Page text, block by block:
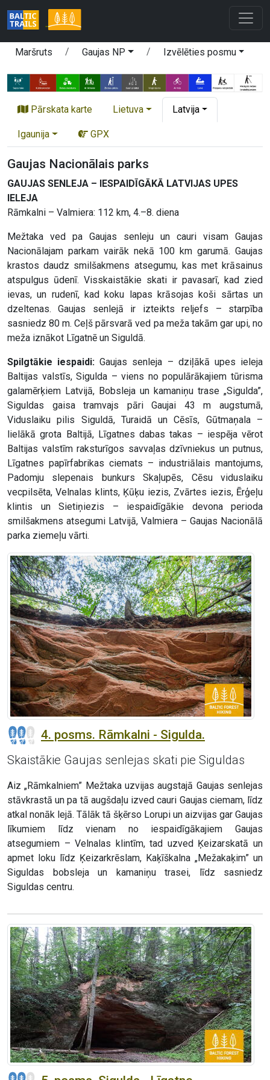
Maršruts Gaujas NP Izvēlēties posmu
Pārskata karte Lietuva Latvija
Igaunija GPX
Gaujas Nacionālais parks
GAUJAS SENLEJA – IESPAIDĪGĀKĀ LATVIJAS UPES
IELEJA
Rāmkalni – Valmiera: 112 km, 4.–8. diena
Mežtaka ved pa Gaujas senleju un cauri visam Gaujas
Nacionālajam parkam vairāk nekā 100 km garumā. Gaujas
krastos daudz smilšakmens atsegumu, kas met krāsainus
atspulgus ūdenī. Visskaistākie skati ir pavasarī, kad zied
ievas, un rudenī, kad koku lapas krāsojas koši sārtas un
dzeltenas. Gaujas senlejā ir izteikts reljefs – starpība
sasniedz 80 m. Ceļš pārsvarā ved pa meža takām gar upi, no
meža iznākot Līgatnē un Siguldā.
Spilgtākie iespaidi: Gaujas senleja – dziļākā upes ieleja
Baltijas valstīs, Sigulda – viens no populārākajiem tūrisma
galamērķiem Latvijā, Bobsleja un kamaniņu trase „Sigulda”,
Siguldas gaisa tramvajs pāri Gaujai 43 m augstumā,
Viduslaiku pilis Siguldā, Turaidā un Cēsīs, Gūtmaņala –
lielākā grota Baltijā, Līgatnes dabas takas – iespēja vērot
Baltijas valstīm raksturīgos savvaļas dzīvniekus un putnus,
Līgatnes papīrfabrikas ciemats – industriālais mantojums,
Padomju slepenais bunkurs Skaļupēs, Cēsu viduslaiku
vecpilsēta, Velnalas klints, Ķūķu iezis, Zvārtes iezis, Ērģeļu
klintis un Sietiņiezis – iespaidīgākie devona perioda
smilšakmens atsegumi Latvijā, Valmiera – Gaujas Nacionālā
parka ziemeļu vārti.
4. posms. Rāmkalni - Sigulda.
Skaistākie Gaujas senlejas skati pie Siguldas
Aiz „Rāmkalniem” Mežtaka uzvijas augstajā Gaujas senlejas
stāvkrastā un pa tā augšdaļu izved cauri Gaujas ciemam, līdz
atkal nonāk lejā. Tālāk tā šķērso Lorupi un aizvijas gar Gaujas
līkumiem līdz vienam no iespaidīgākajiem Gaujas
atsegumiem – Velnalas klintīm, tad uzved Ķeizarskatā un
apmet loku līdz Ķeizarkrēslam, Kaķīškalna „Mežakaķim” un
Siguldas bobsleja un kamaniņu trasei, līdz sasniedz
Siguldas centru.